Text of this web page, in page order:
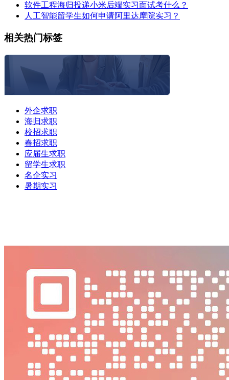
软件工程海归投递小米后端实习面试考什么？
人工智能留学生如何申请阿里达摩院实习？
相关热门标签
外企求职
海归求职
校招求职
春招求职
应届生求职
留学生求职
名企实习
暑期实习